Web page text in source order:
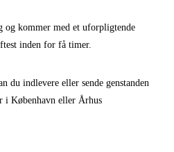
og kommer med et uforpligtende
inden for få timer.
du indlevere eller sende genstanden
i København eller Århus